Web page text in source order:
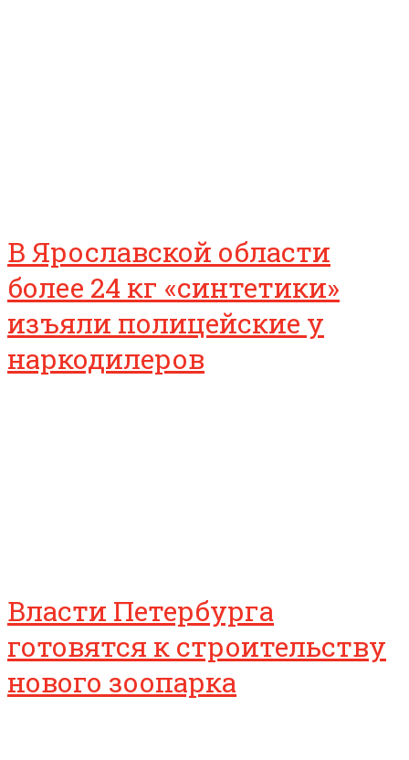
В Ярославской области
более 24 кг «синтетики»
изъяли полицейские у
наркодилеров
Власти Петербурга
готовятся к строительству
нового зоопарка